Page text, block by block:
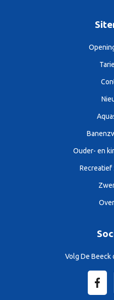
Ouder- en
Recreatief
Volg De Beeck